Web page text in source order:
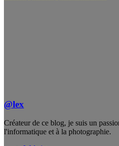
@lex
Créateur de ce blog, je suis un
l'informatique et à la photographie.